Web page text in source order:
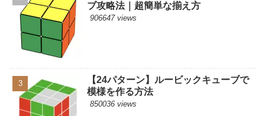
ブ攻略法｜超簡単な揃え方
906647 views
【24パターン】ルービックキューブで
模様を作る方法
850036 views